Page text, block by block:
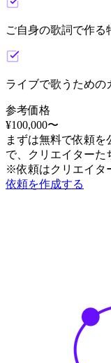
ご自身の歌詞で作る
ライブで歌うための
参考価格
¥100,000〜
まずは無料で依頼
で、クリエイターた
※依頼はクリエイタ
依頼を作成する